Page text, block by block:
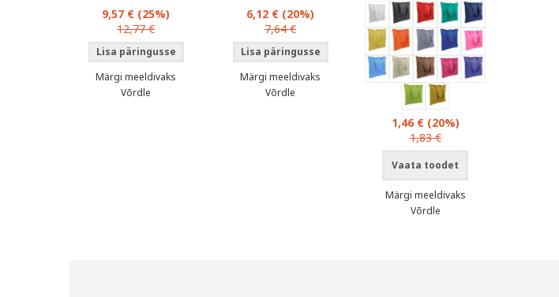
9,57 € (25%)
12,77 €
Märgi meeldivaks
Võrdle
6,12 € (20%)
7,64 €
Märgi meeldivaks
Võrdle
1,46 € (20%)
1,83 €
Vaata toodet
Märgi meeldivaks
Võrdle